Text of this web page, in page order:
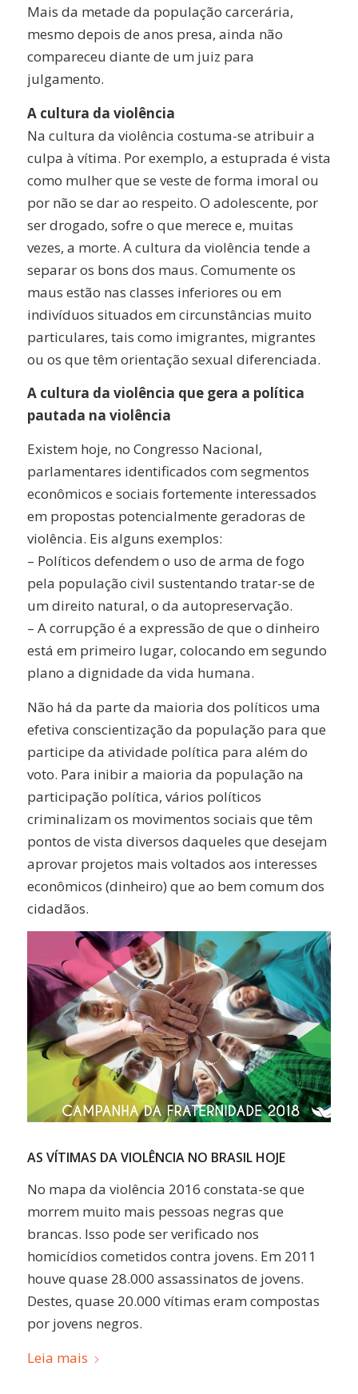
Mais da metade da população carcerária,
mesmo depois de anos presa, ainda não
compareceu diante de um juiz para
julgamento.
A cultura da violência
Na cultura da violência costuma-se atribuir a
culpa à vítima. Por exemplo, a estuprada é vista
como mulher que se veste de forma imoral ou
por não se dar ao respeito. O adolescente, por
ser drogado, sofre o que merece e, muitas
vezes, a morte. A cultura da violência tende a
separar os bons dos maus. Comumente os
maus estão nas classes inferiores ou em
indivíduos situados em circunstâncias muito
particulares, tais como imigrantes, migrantes
ou os que têm orientação sexual diferenciada.
A cultura da violência que gera a política
pautada na violência
Existem hoje, no Congresso Nacional,
parlamentares identificados com segmentos
econômicos e sociais fortemente interessados
em propostas potencialmente geradoras de
violência. Eis alguns exemplos:
– Políticos defendem o uso de arma de fogo
pela população civil sustentando tratar-se de
um direito natural, o da autopreservação.
– A corrupção é a expressão de que o dinheiro
está em primeiro lugar, colocando em segundo
plano a dignidade da vida humana.
Não há da parte da maioria dos políticos uma
efetiva conscientização da população para que
participe da atividade política para além do
voto. Para inibir a maioria da população na
participação política, vários políticos
criminalizam os movimentos sociais que têm
pontos de vista diversos daqueles que desejam
aprovar projetos mais voltados aos interesses
econômicos (dinheiro) que ao bem comum dos
cidadãos.
AS VÍTIMAS DA VIOLÊNCIA NO BRASIL HOJE
No mapa da violência 2016 constata-se que
morrem muito mais pessoas negras que
brancas. Isso pode ser verificado nos
homicídios cometidos contra jovens. Em 2011
houve quase 28.000 assassinatos de jovens.
Destes, quase 20.000 vítimas eram compostas
por jovens negros.
Leia mais